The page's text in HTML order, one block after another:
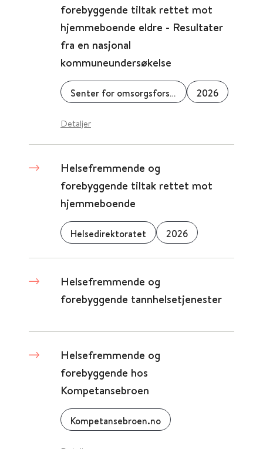
forebyggende tiltak rettet mot
hjemmeboende eldre - Resultater
fra en nasjonal
kommuneundersøkelse
Senter for omsorgsforskning 2026
Detaljer
Helsefremmende og
forebyggende tiltak rettet mot
hjemmeboende
Helsedirektoratet 2026
Helsefremmende og
forebyggende tannhelsetjenester
Helsefremmende og
forebyggende hos
Kompetansebroen
Kompetansebroen.no